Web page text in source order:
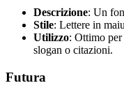
Descrizione: Un
Stile: Lettere in
Utilizzo: Ottimo
slogan o citazioni.
Futura